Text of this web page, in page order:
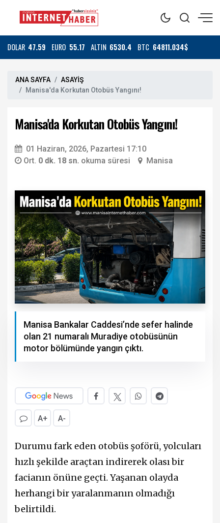
DOLAR 47.59 EURO 55.17 ALTIN 6530.4 BTC 64811.034$
ANA SAYFA
ASAYİŞ
Manisa'da Korkutan Otobüs Yangını!
Manisa'da Korkutan Otobüs Yangını!
01 Haziran, 2026, Pazartesi 17:10
Ort. 0 dk. 18 sn. okuma süresi Manisa
Manisa Bankalar Caddesi’nde sefer halinde
olan 21 numaralı Muradiye otobüsünün
motor bölümünde yangın çıktı.
A+ A-
Durumu fark eden otobüs şoförü, yolcuları
hızlı şekilde araçtan indirerek olası bir
facianın önüne geçti. Yaşanan olayda
herhangi bir yaralanmanın olmadığı
belirtildi.